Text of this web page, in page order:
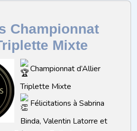
Championnat
Mixte
Championnat d’Allier
Triplette Mixte
Félicitations à Sabrina
Binda, Valentin Latorre et